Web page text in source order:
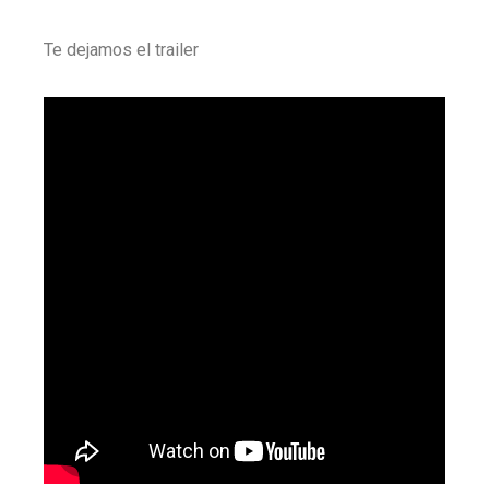
Te dejamos el trailer